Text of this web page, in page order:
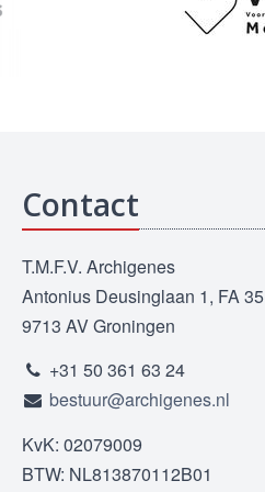
Contact
T.M.F.V. Archigenes
Antonius Deusinglaan 1, FA 35
9713 AV Groningen
+31 50 361 63 24
bestuur@archigenes.nl
KvK: 02079009
BTW: NL813870112B01